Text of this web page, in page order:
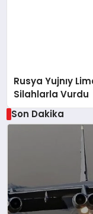
Rusya Yujnıy
Silahlarla Vurdu
Son Dakika